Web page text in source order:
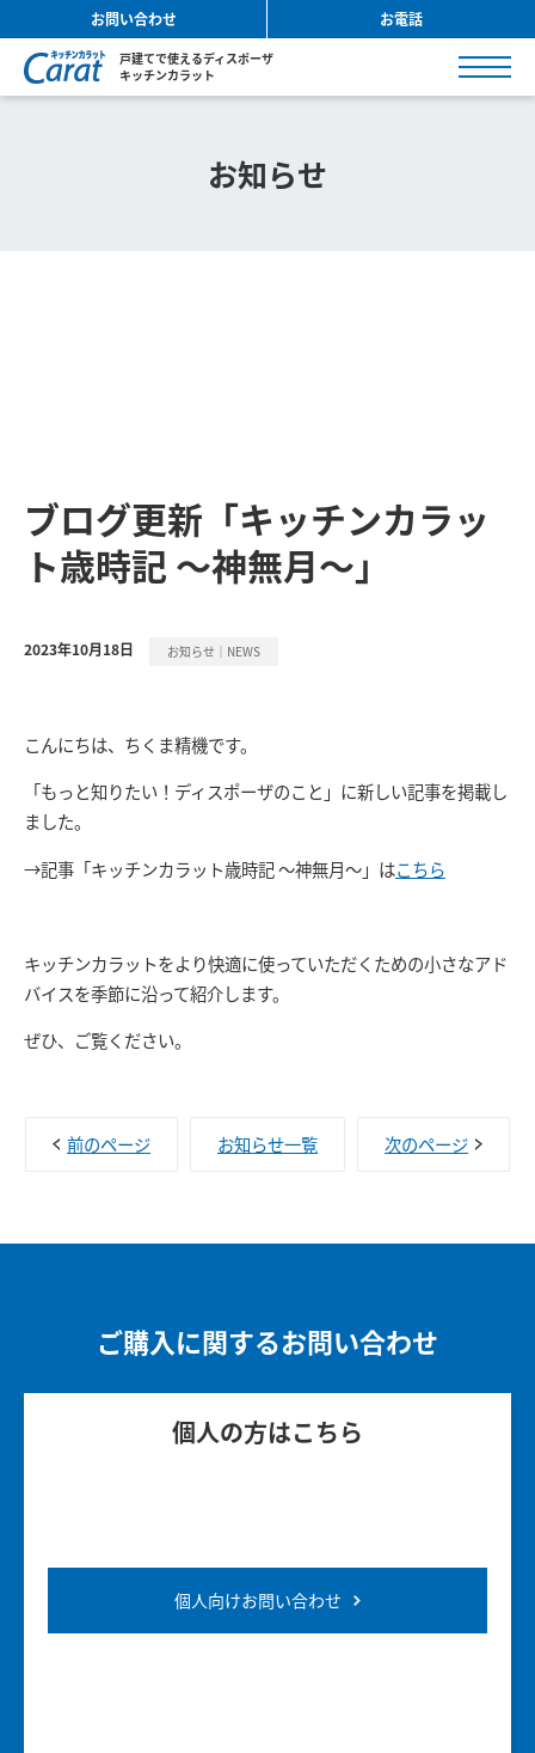
お問い合わせ お電話
戸建てで使えるディスポーザ
キッチンカラット
お知らせ
ブログ更新「キッチンカラッ
ト歳時記 ～神無月～」
2023年10月18日 お知らせ｜NEWS
こんにちは、ちくま精機です。
「もっと知りたい！ディスポーザのこと」に新しい記事を掲載し
ました。
→記事「キッチンカラット歳時記 ～神無月～」はこちら
キッチンカラットをより快適に使っていただくための小さなアド
バイスを季節に沿って紹介します。
ぜひ、ご覧ください。
前のページ お知らせ一覧 次のページ
ご購入に関するお問い合わせ
個人の方はこちら
個人向けお問い合わせ